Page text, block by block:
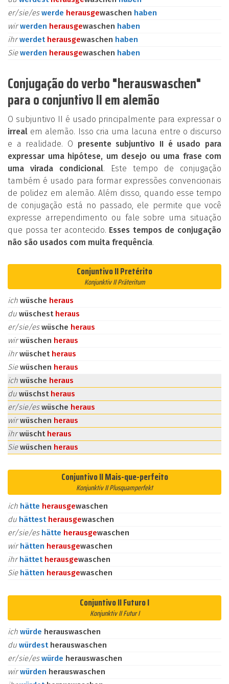
er/sie/eswerde herausgewaschen haben
wirwerden herausgewaschen haben
ihrwerdet herausgewaschen haben
Siewerden herausgewaschen haben
Conjugação do verbo "herauswaschen"
para o conjuntivo II em alemão
O subjuntivo II é usado principalmente para expressar o
irreal em alemão. Isso cria uma lacuna entre o discurso
e a realidade. O presente subjuntivo II é usado para
expressar uma hipótese, um desejo ou uma frase com
uma virada condicional. Este tempo de conjugação
também é usado para formar expressões convencionais
de polidez em alemão. Além disso, quando esse tempo
de conjugação está no passado, ele permite que você
expresse arrependimento ou fale sobre uma situação
que possa ter acontecido. Esses tempos de conjugação
não são usados com muita frequência.
Conjuntivo II Pretérito
Konjunktiv II Präteritum
ich wüsche heraus
du wüschest heraus
er/sie/eswüsche heraus
wirwüschen heraus
ihrwüschet heraus
Siewüschen heraus
ich wüsche heraus
du wüschst heraus
er/sie/eswüsche heraus
wirwüschen heraus
ihrwüscht heraus
Siewüschen heraus
Conjuntivo II Mais-que-perfeito
Konjunktiv II Plusquamperfekt
ich hätte herausgewaschen
du hättest herausgewaschen
er/sie/es hätte herausgewaschen
wirhätten herausgewaschen
ihrhättet herausgewaschen
Sie hätten herausgewaschen
Conjuntivo II Futuro I
Konjunktiv II Futur I
ich würde herauswaschen
du würdest herauswaschen
er/sie/eswürde herauswaschen
wirwürden herauswaschen